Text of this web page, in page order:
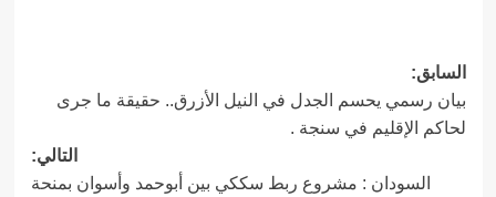
تصفّح
المقالات
السابق:
بيان رسمي يحسم الجدل في النيل الأزرق.. حقيقة ما جرى
لحاكم الإقليم في سنجة .
التالي:
السودان : مشروع ربط سككي بين أبوحمد وأسوان بمنحة